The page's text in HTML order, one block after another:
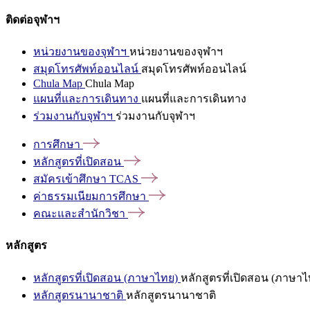
ติดต่อจุฬาฯ
หน่วยงานของจุฬาฯ หน่วยงานของจุฬาฯ
สมุดโทรศัพท์ออนไลน์ สมุดโทรศัพท์ออนไลน์
Chula Map Chula Map
แผนที่และการเดินทาง แผนที่และการเดินทาง
ร่วมงานกับจุฬาฯ ร่วมงานกับจุฬาฯ
การศึกษา
หลักสูตรที่เปิดสอน
สมัครเข้าศึกษา TCAS
ค่าธรรมเนียมการศึกษา
คณะและสำนักวิชา
หลักสูตร
หลักสูตรที่เปิดสอน (ภาษาไทย) หลักสูตรที่เปิดสอน (ภาษาไ
หลักสูตรนานาชาติ หลักสูตรนานาชาติ